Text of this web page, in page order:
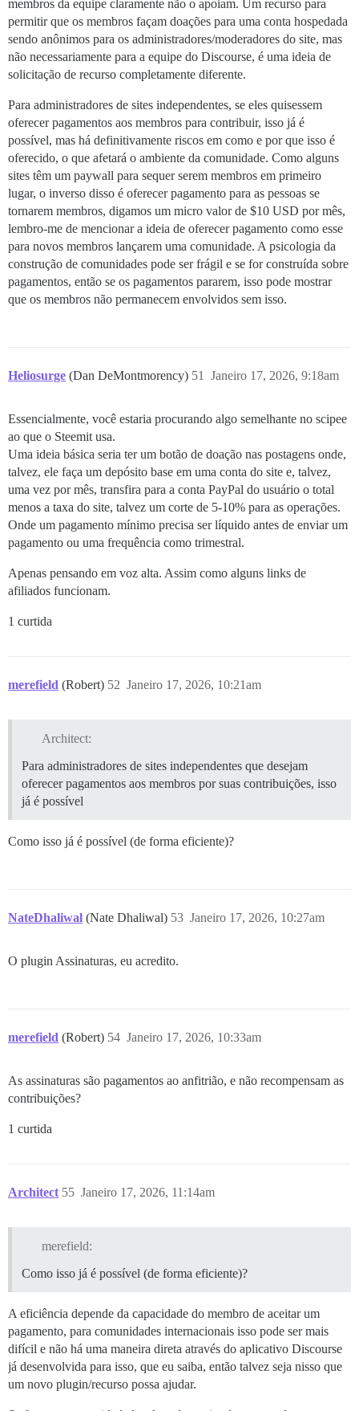
membros da equipe claramente não o apoiam. Um recurso para
permitir que os membros façam doações para uma conta hospedada
sendo anônimos para os administradores/moderadores do site, mas
não necessariamente para a equipe do Discourse, é uma ideia de
solicitação de recurso completamente diferente.
Para administradores de sites independentes, se eles quisessem
oferecer pagamentos aos membros para contribuir, isso já é
possível, mas há definitivamente riscos em como e por que isso é
oferecido, o que afetará o ambiente da comunidade. Como alguns
sites têm um paywall para sequer serem membros em primeiro
lugar, o inverso disso é oferecer pagamento para as pessoas se
tornarem membros, digamos um micro valor de $10 USD por mês,
lembro-me de mencionar a ideia de oferecer pagamento como esse
para novos membros lançarem uma comunidade. A psicologia da
construção de comunidades pode ser frágil e se for construída sobre
pagamentos, então se os pagamentos pararem, isso pode mostrar
que os membros não permanecem envolvidos sem isso.
Heliosurge (Dan DeMontmorency) Janeiro 17, 2026, 9:18am
51
Essencialmente, você estaria procurando algo semelhante no scipee
ao que o Steemit usa.
Uma ideia básica seria ter um botão de doação nas postagens onde,
talvez, ele faça um depósito base em uma conta do site e, talvez,
uma vez por mês, transfira para a conta PayPal do usuário o total
menos a taxa do site, talvez um corte de 5-10% para as operações.
Onde um pagamento mínimo precisa ser líquido antes de enviar um
pagamento ou uma frequência como trimestral.
Apenas pensando em voz alta. Assim como alguns links de
afiliados funcionam.
1 curtida
merefield (Robert) Janeiro 17, 2026, 10:21am
52
Architect:
Para administradores de sites independentes que desejam
oferecer pagamentos aos membros por suas contribuições, isso
já é possível
Como isso já é possível (de forma eficiente)?
NateDhaliwal (Nate Dhaliwal) Janeiro 17, 2026, 10:27am
53
O plugin Assinaturas, eu acredito.
merefield (Robert) Janeiro 17, 2026, 10:33am
54
As assinaturas são pagamentos ao anfitrião, e não recompensam as
contribuições?
1 curtida
Architect Janeiro 17, 2026, 11:14am
55
merefield:
Como isso já é possível (de forma eficiente)?
A eficiência depende da capacidade do membro de aceitar um
pagamento, para comunidades internacionais isso pode ser mais
difícil e não há uma maneira direta através do aplicativo Discourse
já desenvolvida para isso, que eu saiba, então talvez seja nisso que
um novo plugin/recurso possa ajudar.